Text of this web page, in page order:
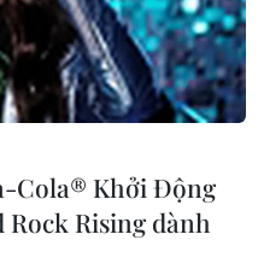
Cola® Khởi Động
Rock Rising dành